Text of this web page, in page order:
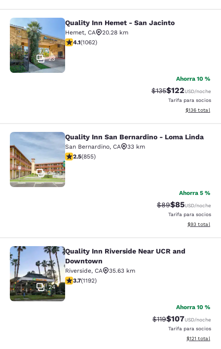
Quality Inn Hemet - San Jacinto
23
Quality Inn Hemet - San Jacinto
Hemet, CA
20.28 km
calificación de 4.07 estrellas. Muy bueno. 1062
4.1(1062)
Ahorra 10 %
Precio tachado:
$135Precio con
$122USD/noche
Tarifa para socios
Ver detalles
$136 total
Quality Inn San Bernardino - Loma
24
Quality Inn San Bernardino - Loma Linda
San Bernardino, CA
33 km
calificación de 2.49 estrellas. Feria. 855 reseñas
2.5(855)
Ahorra 5 %
Precio tachado:
$89Precio con
$85USD/noche
Tarifa para socios
Ver detalles
$93 total
Quality Inn Riverside Near UCR
24
Quality Inn Riverside Near UCR and
Downtown
Riverside, CA
35.63 km
calificación de 3.66 estrellas. Bueno. 1192 reseñas
3.7(1192)
Ahorra 10 %
Precio tachado:
$119Precio con
$107USD/noche
Tarifa para socios
Ver detalles
$121 total